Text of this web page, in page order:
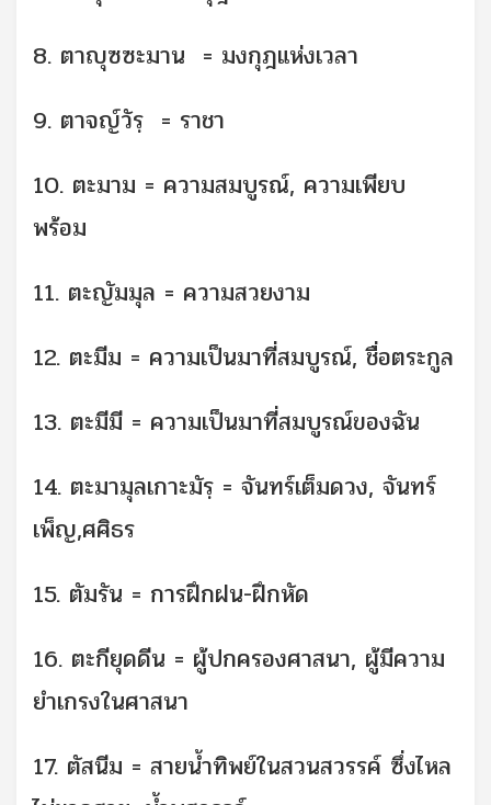
8. ตาญุซซะมาน = มงกุฎแห่งเวลา
9. ตาจญ์วัรฺ = ราชา
10. ตะมาม = ความสมบูรณ์, ความเพียบ
พร้อม
11. ตะญัมมุล = ความสวยงาม
12. ตะมีม = ความเป็นมาที่สมบูรณ์, ชื่อตระกูล
13. ตะมีมี = ความเป็นมาที่สมบูรณ์ของฉัน
14. ตะมามุลเกาะมัรฺ = จันทร์เต็มดวง, จันทร์
เพ็ญ,ศศิธร
15. ตัมรัน = การฝึกฝน-ฝึกหัด
16. ตะกียุดดีน = ผู้ปกครองศาสนา, ผู้มีความ
ยำเกรงในศาสนา
17. ตัสนีม = สายน้ำทิพย์ในสวนสวรรค์ ซึ่งไหล